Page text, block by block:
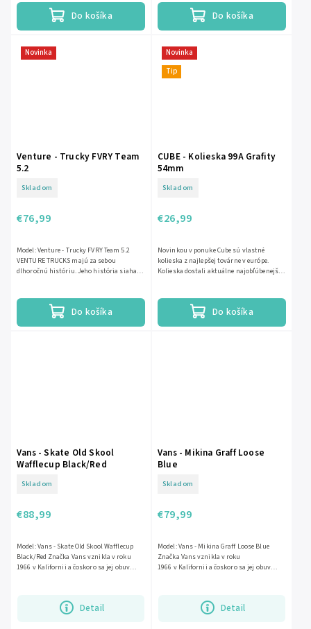
Do košíka Do košíka
Novinka
Venture - Trucky FVRY Team
5.2
Skladom
€76,99
Do košíka
Model: Venture - Trucky FVRY Team 5.2
VENTURE TRUCKS majú za sebou
dlhoročnú históriu. Jeho história siaha
Novinka
Tip
CUBE - Kolieska 99A Grafity
54mm
Skladom
€26,99
Do košíka
Novinkou v ponuke Cube sú vlastné
kolieska z najlepšej továrne v európe.
Kolieska dostali aktuálne najobľúbenejší
Vans - Skate Old Skool
Wafflecup Black/Red
Skladom
€88,99
Detail
Model: Vans - Skate Old Skool Wafflecup
Black/Red Značka Vans vznikla v roku
1966 v Kalifornii a čoskoro sa jej obuv
Vans - Mikina Graff Loose
Blue
Skladom
€79,99
Detail
Model: Vans - Mikina Graff Loose Blue
Značka Vans vznikla v roku
1966 v Kalifornii a čoskoro sa jej obuv